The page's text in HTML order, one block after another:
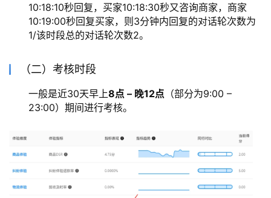
10:18:10秒回复，买家10:18:30秒又咨询商家，商家
10:19:00秒回复买家，则3分钟内回复的对话轮次数为
1/该时段总的对话轮次数2。
（二）考核时段
一般是近30天早上8点 – 晚12点 （部分为9:00 –
23:00）期间进行考核。